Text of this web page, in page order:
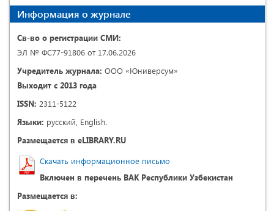
Информация о журнале
Св-во о регистрации СМИ:
ЭЛ № ФС77-91806 от 17.06.2026
Учредитель журнала: ООО «Юниверсум»
Выходит с 2013 года
ISSN: 2311-5122
Языки: русский, English.
Размещается в eLIBRARY.RU
Скачать информационное письмо
Включен в перечень ВАК Республики Узбекистан
Размещается в: